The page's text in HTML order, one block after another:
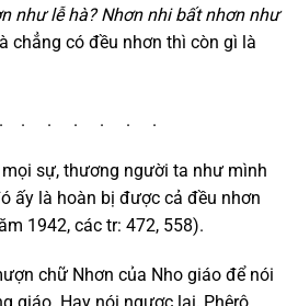
như lễ hà? Nhơn nhi bất nhơn như
chẳng có đều nhơn thì còn gì là
. . . . . .
mọi sự, thương người ta như mình
ấy là hoàn bị được cả đều nhơn
1942, các tr: 472, 558).
chữ Nhơn của Nho giáo để nói